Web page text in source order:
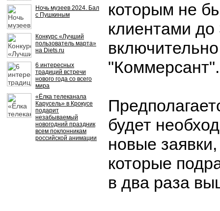
Ночь музеев 2024. Бал
с Пушкиным
Конкурс «Лучший
пользователь марта»
на Diets.ru
6 интересных
традиций встречи
нового года со всего
мира
«Ёлка телеканала
Карусель» в Крокусе
подарит
незабываемый
новогодний праздник
всем поклонникам
российской анимации
которым не
клиентами
"Коммерсант".
будет
новые
которые
в два раза